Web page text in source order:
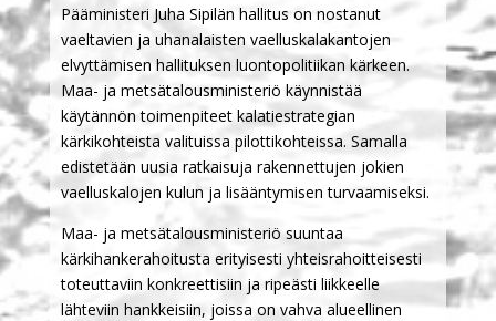
Pääministeri Juha Sipilän hallitus on nostanut
vaeltavien ja uhanalaisten vaelluskalakantojen
elvyttämisen hallituksen luontopolitiikan kärkeen.
Maa- ja metsätalousministeriö käynnistää
käytännön toimenpiteet kalatiestrategian
kärkikohteista valituissa pilottikohteissa. Samalla
edistetään uusia ratkaisuja rakennettujen jokien
vaelluskalojen kulun ja lisääntymisen turvaamiseksi.
Maa- ja metsätalousministeriö suuntaa
kärkihankerahoitusta erityisesti yhteisrahoitteisesti
toteuttaviin konkreettisiin ja ripeästi liikkeelle
lähteviin hankkeisiin, joissa on vahva alueellinen